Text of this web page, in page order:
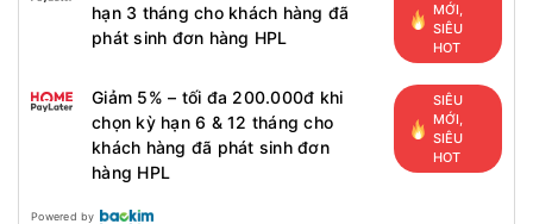
hạn 3 tháng cho khách hàng đã
phát sinh đơn hàng HPL
MỚI,
SIÊU
HOT
Giảm 5% – tối đa 200.000đ khi
chọn kỳ hạn 6 & 12 tháng cho
khách hàng đã phát sinh đơn
hàng HPL
SIÊU
MỚI,
SIÊU
HOT
Powered by